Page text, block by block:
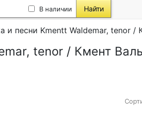
В наличии Найти
и песни Kmentt Waldemar, tenor /
tenor / Кмент